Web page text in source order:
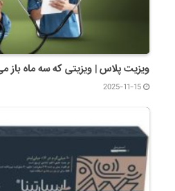
ویزیت پلاس | ویزیتی که سه ماه باز
2025-11-15